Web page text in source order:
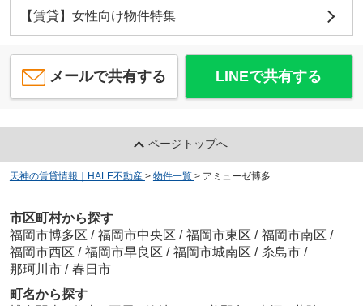
【賃貸】女性向け物件特集
メールで共有する LINEで共有する
ページトップへ
天神の賃貸情報｜HALE不動産 > 物件一覧 > アミューゼ博多
市区町村から探す
福岡市博多区 / 福岡市中央区 / 福岡市東区 / 福岡市南区 /
福岡市西区 / 福岡市早良区 / 福岡市城南区 / 糸島市 /
那珂川市 / 春日市
町名から探す